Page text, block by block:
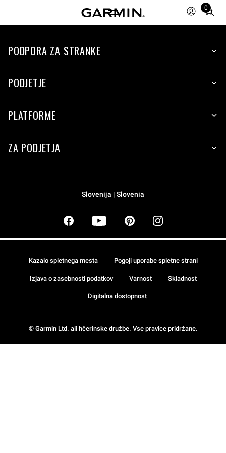
0
Total
items
cart:
PODPORA ZA STRANKE
PODJETJE
PLATFORME
ZA PODJETJA
Slovenija | Slovenia
© Garmin Ltd. ali hčerinske družbe. Vse pravice pridržane.
Kazalo spletnega mesta Pogoji uporabe spletne strani
Izjava o zasebnosti podatkov Varnost Skladnost
Digitalna dostopnost